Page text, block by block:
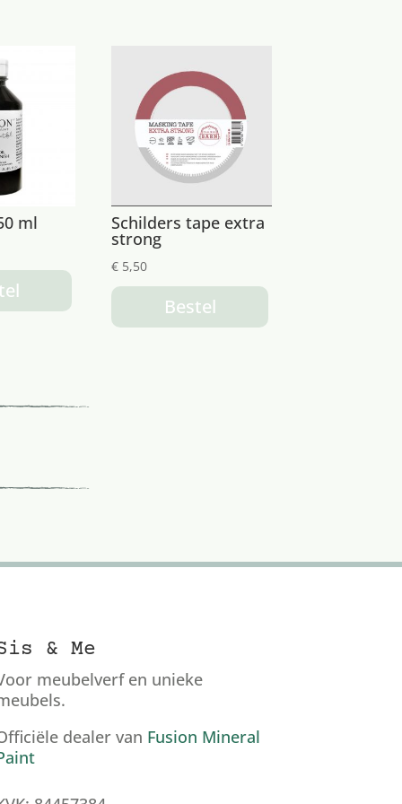
ml Schilders tape extra
strong
€ 5,50
Bestel
& Me
meubelverf en unieke
dealer van Fusion Mineral